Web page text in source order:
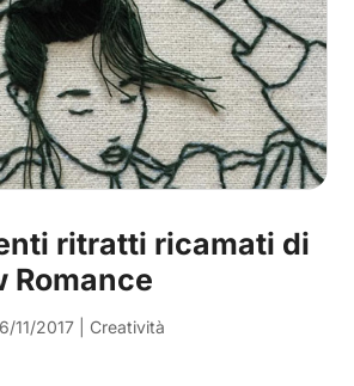
ritratti ricamati di
Romance
11/2017 Creatività